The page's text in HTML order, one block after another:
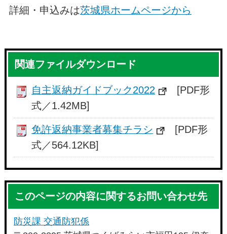
詳細・申込みは茨城県ホームページから
関連ファイルダウンロード
自主返納ガイドブック2022
[PDF形
式／1.42MB]
免許返納事業者募集チラシ
[PDF形
式／564.12KB]
このページの内容に関するお問い合わせ先
防災課 交通防犯係